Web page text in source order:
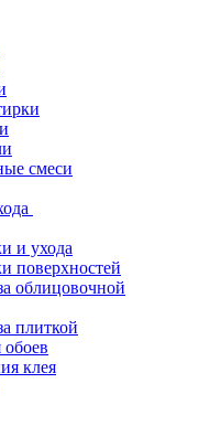
смеси
и ухода
поверхностей
облицовочной
плиткой
обоев
клея